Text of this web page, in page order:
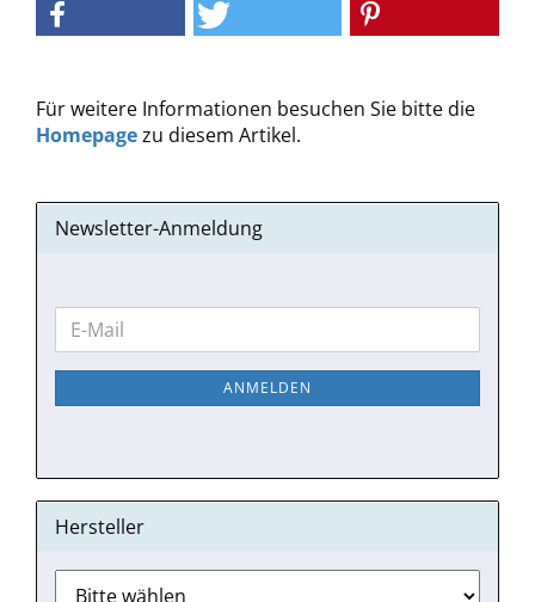
Für weitere Informationen besuchen Sie bitte die
Homepagezu diesem Artikel.
Newsletter-Anmeldung
WEITER
ZUR
NEWSLETTER-
E-
Mail
ANMELDEN
Hersteller